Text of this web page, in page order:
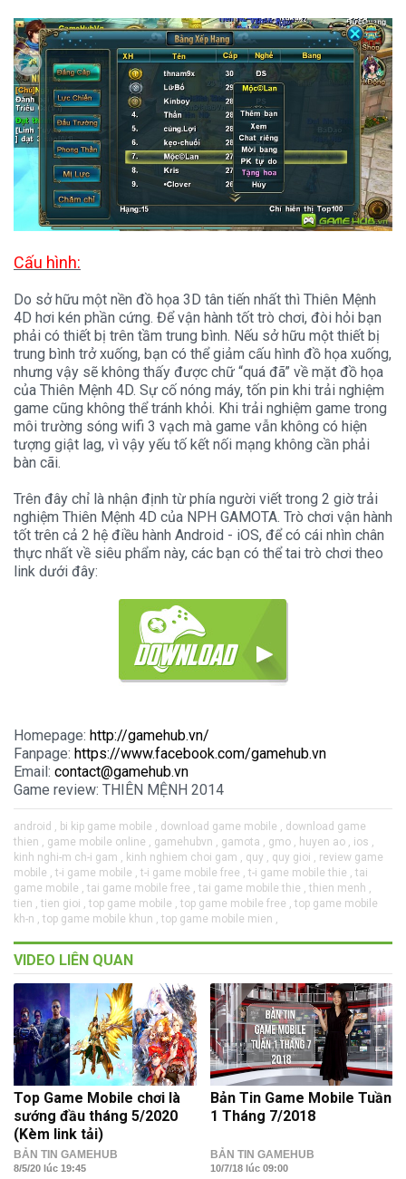
Cấu hình:
Do sở hữu một nền đồ họa 3D tân tiến nhất thì Thiên Mệnh
4D hơi kén phần cứng. Để vận hành tốt trò chơi, đòi hỏi bạn
phải có thiết bị trên tầm trung bình. Nếu sở hữu một thiết bị
trung bình trở xuống, bạn có thể giảm cấu hình đồ họa xuống,
nhưng vậy sẽ không thấy được chữ “quá đã” về mặt đồ họa
của Thiên Mệnh 4D. Sự cố nóng máy, tốn pin khi trải nghiệm
game cũng không thể tránh khỏi. Khi trải nghiệm game trong
môi trường sóng wifi 3 vạch mà game vẫn không có hiện
tượng giật lag, vì vậy yếu tố kết nối mạng không cần phải
bàn cãi.
Trên đây chỉ là nhận định từ phía người viết trong 2 giờ trải
nghiệm Thiên Mệnh 4D của NPH GAMOTA. Trò chơi vận hành
tốt trên cả 2 hệ điều hành Android - iOS, để có cái nhìn chân
thực nhất về siêu phẩm này, các bạn có thể tai trò chơi theo
link dưới đây:
Homepage: http://gamehub.vn/
Fanpage: https://www.facebook.com/gamehub.vn
Email: contact@gamehub.vn
Game review: THIÊN MỆNH 2014
android , bi kip game mobile , download game mobile , download game
thien , game mobile online , gamehubvn , gamota , gmo , huyen ao , ios ,
kinh nghi-m ch-i gam , kinh nghiem choi gam , quy , quy gioi , review game
mobile , t-i game mobile , t-i game mobile free , t-i game mobile thie , tai
game mobile , tai game mobile free , tai game mobile thie , thien menh ,
tien , tien gioi , top game mobile , top game mobile free , top game mobile
kh-n , top game mobile khun , top game mobile mien ,
VIDEO LIÊN QUAN
Top Game Mobile chơi là
sướng đầu tháng 5/2020
(Kèm link tải)
BẢN TIN GAMEHUB
8/5/20 lúc 19:45
Bản Tin Game Mobile Tuần
1 Tháng 7/2018
BẢN TIN GAMEHUB
10/7/18 lúc 09:00